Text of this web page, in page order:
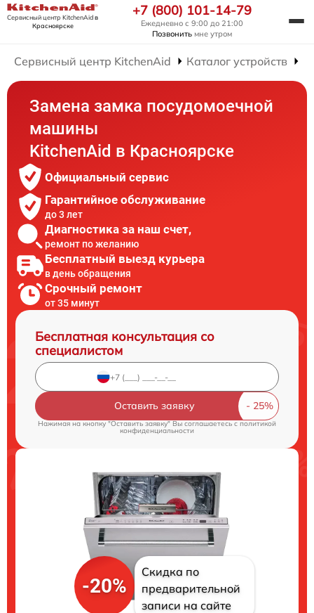
Сервисный центр KitchenAidв
Красноярске
+7 (800) 101-14-79
Ежедневно с 9:00 до 21:00
Позвонить мне утром
Сервисный центр KitchenAid Каталог устройств
Замена замка посудомоечной
машины
KitchenAid в Красноярске
Официальный сервис
Гарантийное обслуживание
до 3 лет
Диагностика за наш счет,
ремонт по желанию
Бесплатный выезд курьера
в день обращения
Срочный ремонт
от 35 минут
Бесплатная консультация со
специалистом
Оставить заявку
Нажимая на кнопку "Оставить заявку" Вы соглашаетесь cполитикой
конфиденциальности
-20%
Скидка по
предварительной
записи на сайте